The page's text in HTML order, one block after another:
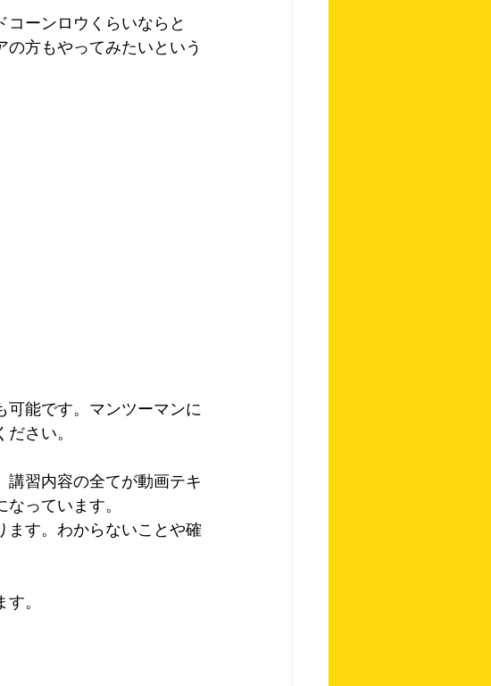
ーンロウくらいならと
方もやってみたいという
能です。マンツーマンに
さい。
講習内容の全てが動画テキ
っています。
ます。わからないことや確
。